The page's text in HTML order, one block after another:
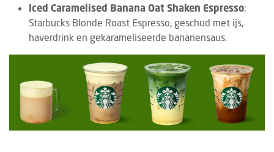
Iced Caramelised Banana Oat Shaken Espresso:
Starbucks Blonde Roast Espresso, geschud met ijs,
haverdrink en gekarameliseerde bananensaus.